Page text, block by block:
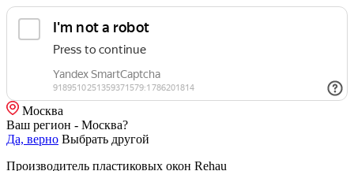
Москва
Ваш регион - Москва?
Да, верно Выбрать другой
Производитель пластиковых окон Rehau